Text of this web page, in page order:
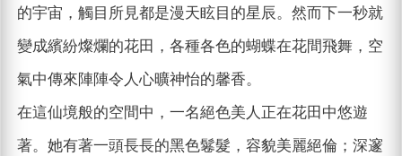
的宇宙，觸目所見都是漫天眩目的星辰。然而下一秒就
變成繽紛燦爛的花田，各種各色的蝴蝶在花間飛舞，空
氣中傳來陣陣令人心曠神怡的馨香。
在這仙境般的空間中，一名絕色美人正在花田中悠遊
著。她有著一頭長長的黑色鬈髮，容貌美麗絕倫；深邃